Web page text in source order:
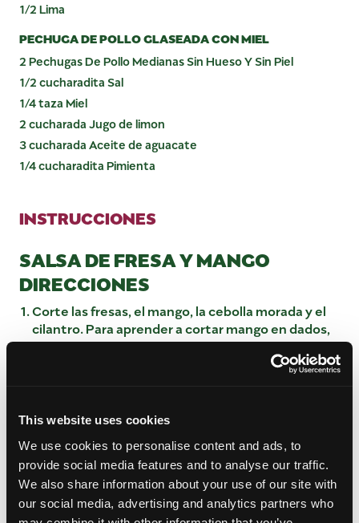
This website uses cookies
We use cookies to personalise content and ads, to
provide social media features and to analyse our traffic.
We also share information about your use of our site with
our social media, advertising and analytics partners who
1/2 Lima
PECHUGA DE POLLO GLASEADA CON MIEL
2 Pechugas De Pollo Medianas Sin Hueso Y Sin Piel
1/2 cucharadita Sal
1/4 taza Miel
2 cucharada Jugo de limon
3 cucharada Aceite de aguacate
1/4 cucharadita Pimienta
INSTRUCCIONES
SALSA DE FRESA Y MANGO
DIRECCIONES
Corte las fresas, el mango, la cebolla morada y el
cilantro. Para aprender a cortar mango en dados,
¡mira estetutorial!
Añadir a un bol, mezclar y exprimir el jugo de lima
gusto.
Guardar en el frigorífico mientras se cocina el
pollo.
DIRECCIONES DE PECHUGA DE